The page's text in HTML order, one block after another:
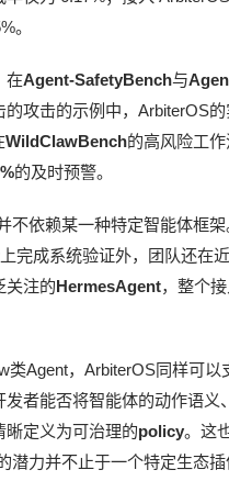
。
在Agent-SafetyBench与
的攻击的示例中，ArbiterOS
WildClawBench的高风险工
的及时预警。
不依赖某一种特定智能体框
完成系统验证外，团队还在
关注的HermesAgent，整个
类Agent，ArbiterOS同样可以
发者能否将智能体的动作语义
晰定义为可治理的policy。这
潜力并不止于一个特定生态